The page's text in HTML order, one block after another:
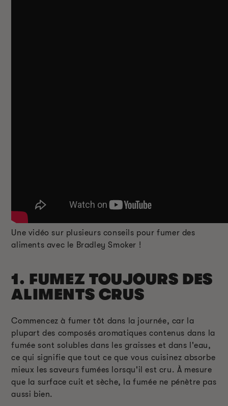
Une vidéo sur plusieurs conseils pour fumer des
aliments avec le Bradley Smoker !
1. FUMEZ TOUJOURS DES
ALIMENTS CRUS
Commencez à fumer tôt dans la journée, car la
plupart des composés aromatiques contenus dans la
fumée sont solubles dans les graisses et dans l'eau,
ce qui signifie que tout ce que vous cuisinez absorbe
mieux les saveurs fumées lorsqu'il est cru. À mesure
que la surface cuit et sèche, la fumée ne pénètre pas
aussi bien.